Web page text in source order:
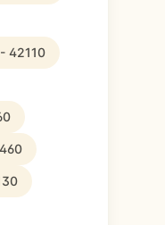
42110